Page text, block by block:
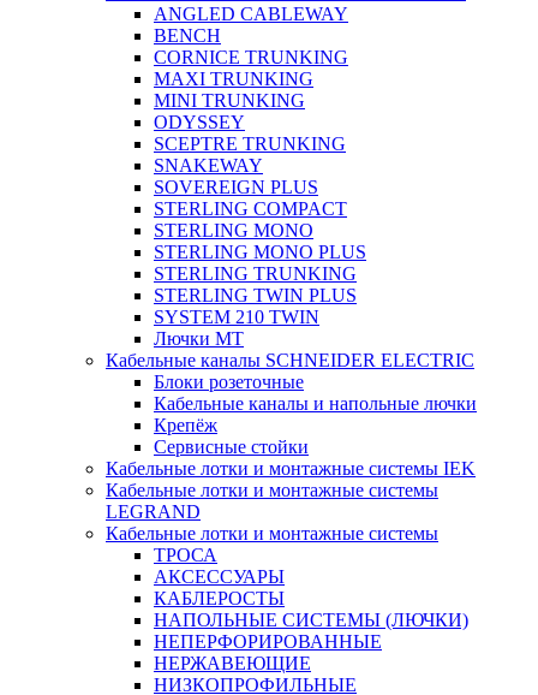
ANGLED CABLEWAY
BENCH
CORNICE TRUNKING
MAXI TRUNKING
MINI TRUNKING
ODYSSEY
SCEPTRE TRUNKING
SNAKEWAY
SOVEREIGN PLUS
STERLING COMPACT
STERLING MONO
STERLING MONO PLUS
STERLING TRUNKING
STERLING TWIN PLUS
SYSTEM 210 TWIN
Лючки MT
Кабельные каналы SCHNEIDER ELECTRIC
Блоки розеточные
Кабельные каналы и напольные лючки
Крепёж
Сервисные стойки
Кабельные лотки и монтажные системы IEK
Кабельные лотки и монтажные системы
LEGRAND
Кабельные лотки и монтажные системы
ТРОСА
АКСЕССУАРЫ
КАБЛЕРОСТЫ
НАПОЛЬНЫЕ СИСТЕМЫ (ЛЮЧКИ)
НЕПЕРФОРИРОВАННЫЕ
НЕРЖАВЕЮЩИЕ
НИЗКОПРОФИЛЬНЫЕ